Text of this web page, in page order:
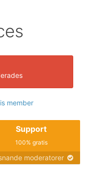
member
Support
100% gratis
moderatorer